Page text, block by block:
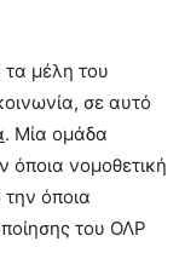
μέλη του
σε αυτό
. Μία ομάδα
όποια νομοθετική
όποια
του ΟΛΡ